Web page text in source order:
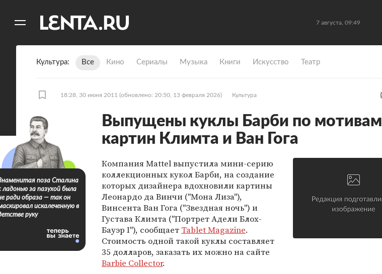
7 августа, 09:49
Культура Все Кино Сериалы Музыка Книги Искусство Театр
18:28, 30 июня 2011 (обновлено: 20:50, 13 февраля 2026) Культура
Выпущены куклы Барби по мотивам
картин Климта и Ван Гога
Компания Mattel выпустила мини-серию
коллекционных кукол Барби, на создание
которых дизайнера вдохновили картины
Леонардо да Винчи ("Мона Лиза"),
Винсента Ван Гога ("Звездная ночь") и
Густава Климта ("Портрет Адели Блох-
Бауэр I"), сообщает Tablet Magazine.
Стоимость одной такой куклы составляет
35 долларов, заказать их можно на сайте
Barbie Collector.
поза Сталина
ладонью за пазухой была
ради образа — так он
искалеченную в
руку